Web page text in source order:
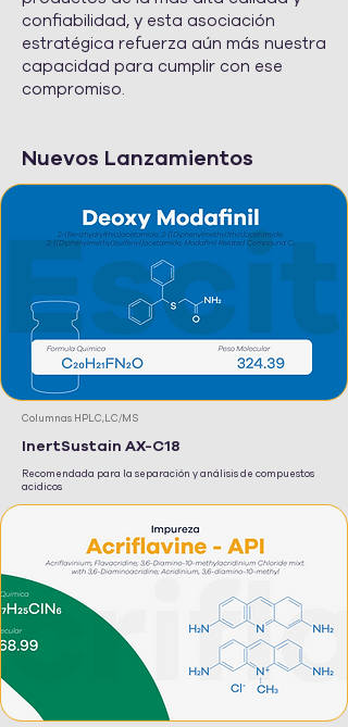
confiabilidad, y esta asociación
estratégica refuerza aún más nuestra
capacidad para cumplir con ese
compromiso.
Nuevos Lanzamientos
Columnas HPLC,LC/MS
InertSustain AX-C18
Recomendada para la separación y análisis de compuestos
acidicos